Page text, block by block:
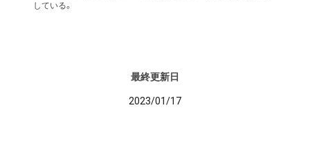
している。
最終更新日
2023/01/17